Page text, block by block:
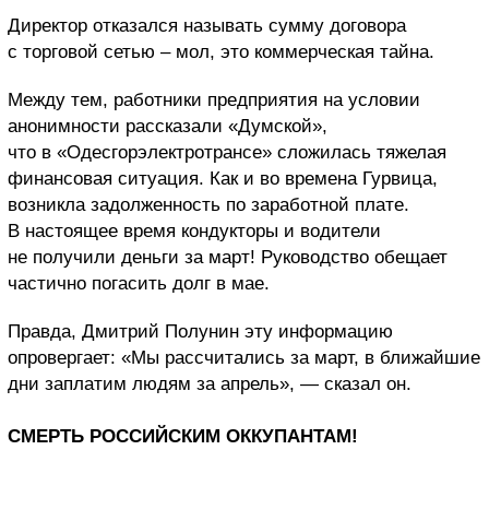
Директор отказался называть сумму договора
с торговой сетью – мол, это коммерческая тайна.
Между тем, работники предприятия на условии
анонимности рассказали «Думской»,
что в «Одесгорэлектротрансе» сложилась тяжелая
финансовая ситуация. Как и во времена Гурвица,
возникла задолженность по заработной плате.
В настоящее время кондукторы и водители
не получили деньги за март! Руководство обещает
частично погасить долг в мае.
Правда, Дмитрий Полунин эту информацию
опровергает: «Мы рассчитались за март, в ближайшие
дни заплатим людям за апрель», — сказал он.
СМЕРТЬ РОССИЙСКИМ ОККУПАНТАМ!